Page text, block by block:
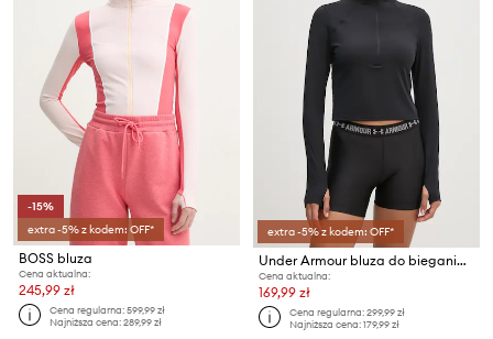
-15%
extra -5% z kodem: OFF*
BOSS bluza
Cena aktualna:
245,99 zł
Cena regularna:599,99 zł
Najniższa cena:289,99 zł
extra -5% z kodem: OFF*
Under Armour bluza do biegania Launch Elite
Cena aktualna:
169,99 zł
Cena regularna:299,99 zł
Najniższa cena:179,99 zł